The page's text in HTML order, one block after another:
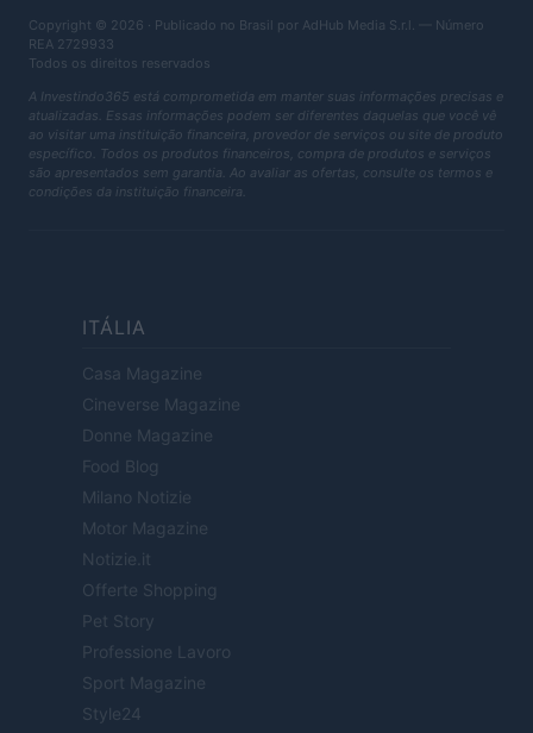
Copyright © 2026 · Publicado no Brasil por AdHub Media S.r.l. — Número
REA 2729933
Todos os direitos reservados
A Investindo365 está comprometida em manter suas informações precisas e
atualizadas. Essas informações podem ser diferentes daquelas que você vê
ao visitar uma instituição financeira, provedor de serviços ou site de produto
específico. Todos os produtos financeiros, compra de produtos e serviços
são apresentados sem garantia. Ao avaliar as ofertas, consulte os termos e
condições da instituição financeira.
ITÁLIA
Casa Magazine
Cineverse Magazine
Donne Magazine
Food Blog
Milano Notizie
Motor Magazine
Notizie.it
Offerte Shopping
Pet Story
Professione Lavoro
Sport Magazine
Style24